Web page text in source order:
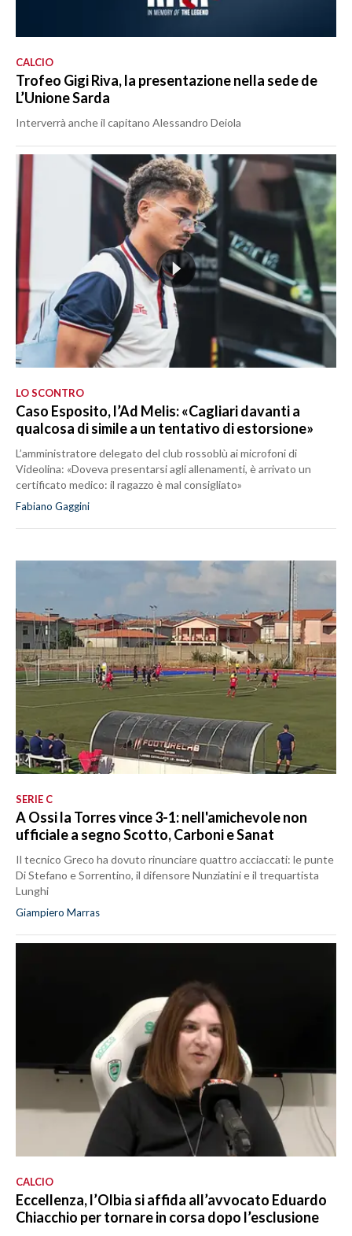
CALCIO
Trofeo Gigi Riva, la presentazione nella sede de
L’Unione Sarda
Interverrà anche il capitano Alessandro Deiola
LO SCONTRO
Caso Esposito, l’Ad Melis: «Cagliari davanti a
qualcosa di simile a un tentativo di estorsione»
L’amministratore delegato del club rossoblù ai microfoni di
Videolina: «Doveva presentarsi agli allenamenti, è arrivato un
certificato medico: il ragazzo è mal consigliato»
Fabiano Gaggini
SERIE C
A Ossi la Torres vince 3-1: nell'amichevole non
ufficiale a segno Scotto, Carboni e Sanat
Il tecnico Greco ha dovuto rinunciare quattro acciaccati: le punte
Di Stefano e Sorrentino, il difensore Nunziatini e il trequartista
Lunghi
Giampiero Marras
CALCIO
Eccellenza, l’Olbia si affida all’avvocato Eduardo
Chiacchio per tornare in corsa dopo l’esclusione